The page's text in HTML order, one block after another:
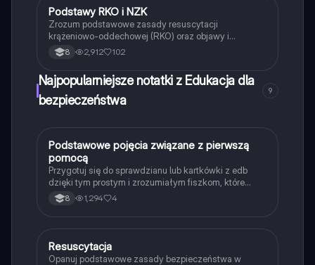
dla studentów medycyny i osób uczących się
pierwszej pomocy.
Edukacja dla bezpieczeństwa
Podstawy RKO i NZK
Zrozum podstawowe zasady resuscytacji
krążeniowo-oddechowej (RKO) oraz objawy i
przyczyny nagłego zatrzymania krążenia (NZK).
Dowiedz się, jak ocenić stan poszkodowanego,
zawiera kluczowe informacje dla ratowników i osób
chcących zdobyć wiedzę na temat pierwszej pomocy.
8 2,912 102
Najpopularniejsze notatki z Edukacja dla
bezpieczeństwa
9
PEdukacja dla bezpieczeństwa
Podstawowe pojęcia związane z pierwszą
pomocą
Przygotuj się do sprawdzianu lub kartkówki z edb
dzięki tym prostym i zrozumiałym fiszkom, które
wprowadzą Cię w podstawowe pojęcia z tej
dziedziny nauki.
8 1,294 4
REdukacja dla bezpieczeństwa
Resuscytacja
Opanuj podstawowe zasady bezpieczeństwa w